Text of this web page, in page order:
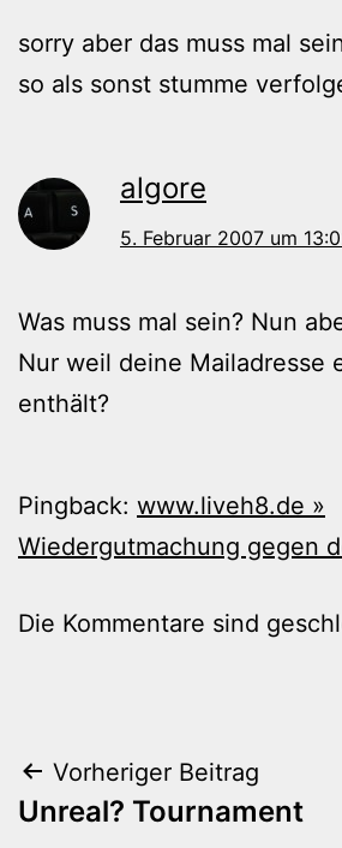
sorry aber das muss mal
so als sonst stumme
algore
5. Februar 2007 um
Was muss mal sein? Nun
Nur weil deine Mailadresse
enthält?
Pingback: www.liveh8.de »
Wiedergutmachung gegen
Die Kommentare sind
Vorheriger Beitrag
Unreal? Tournament